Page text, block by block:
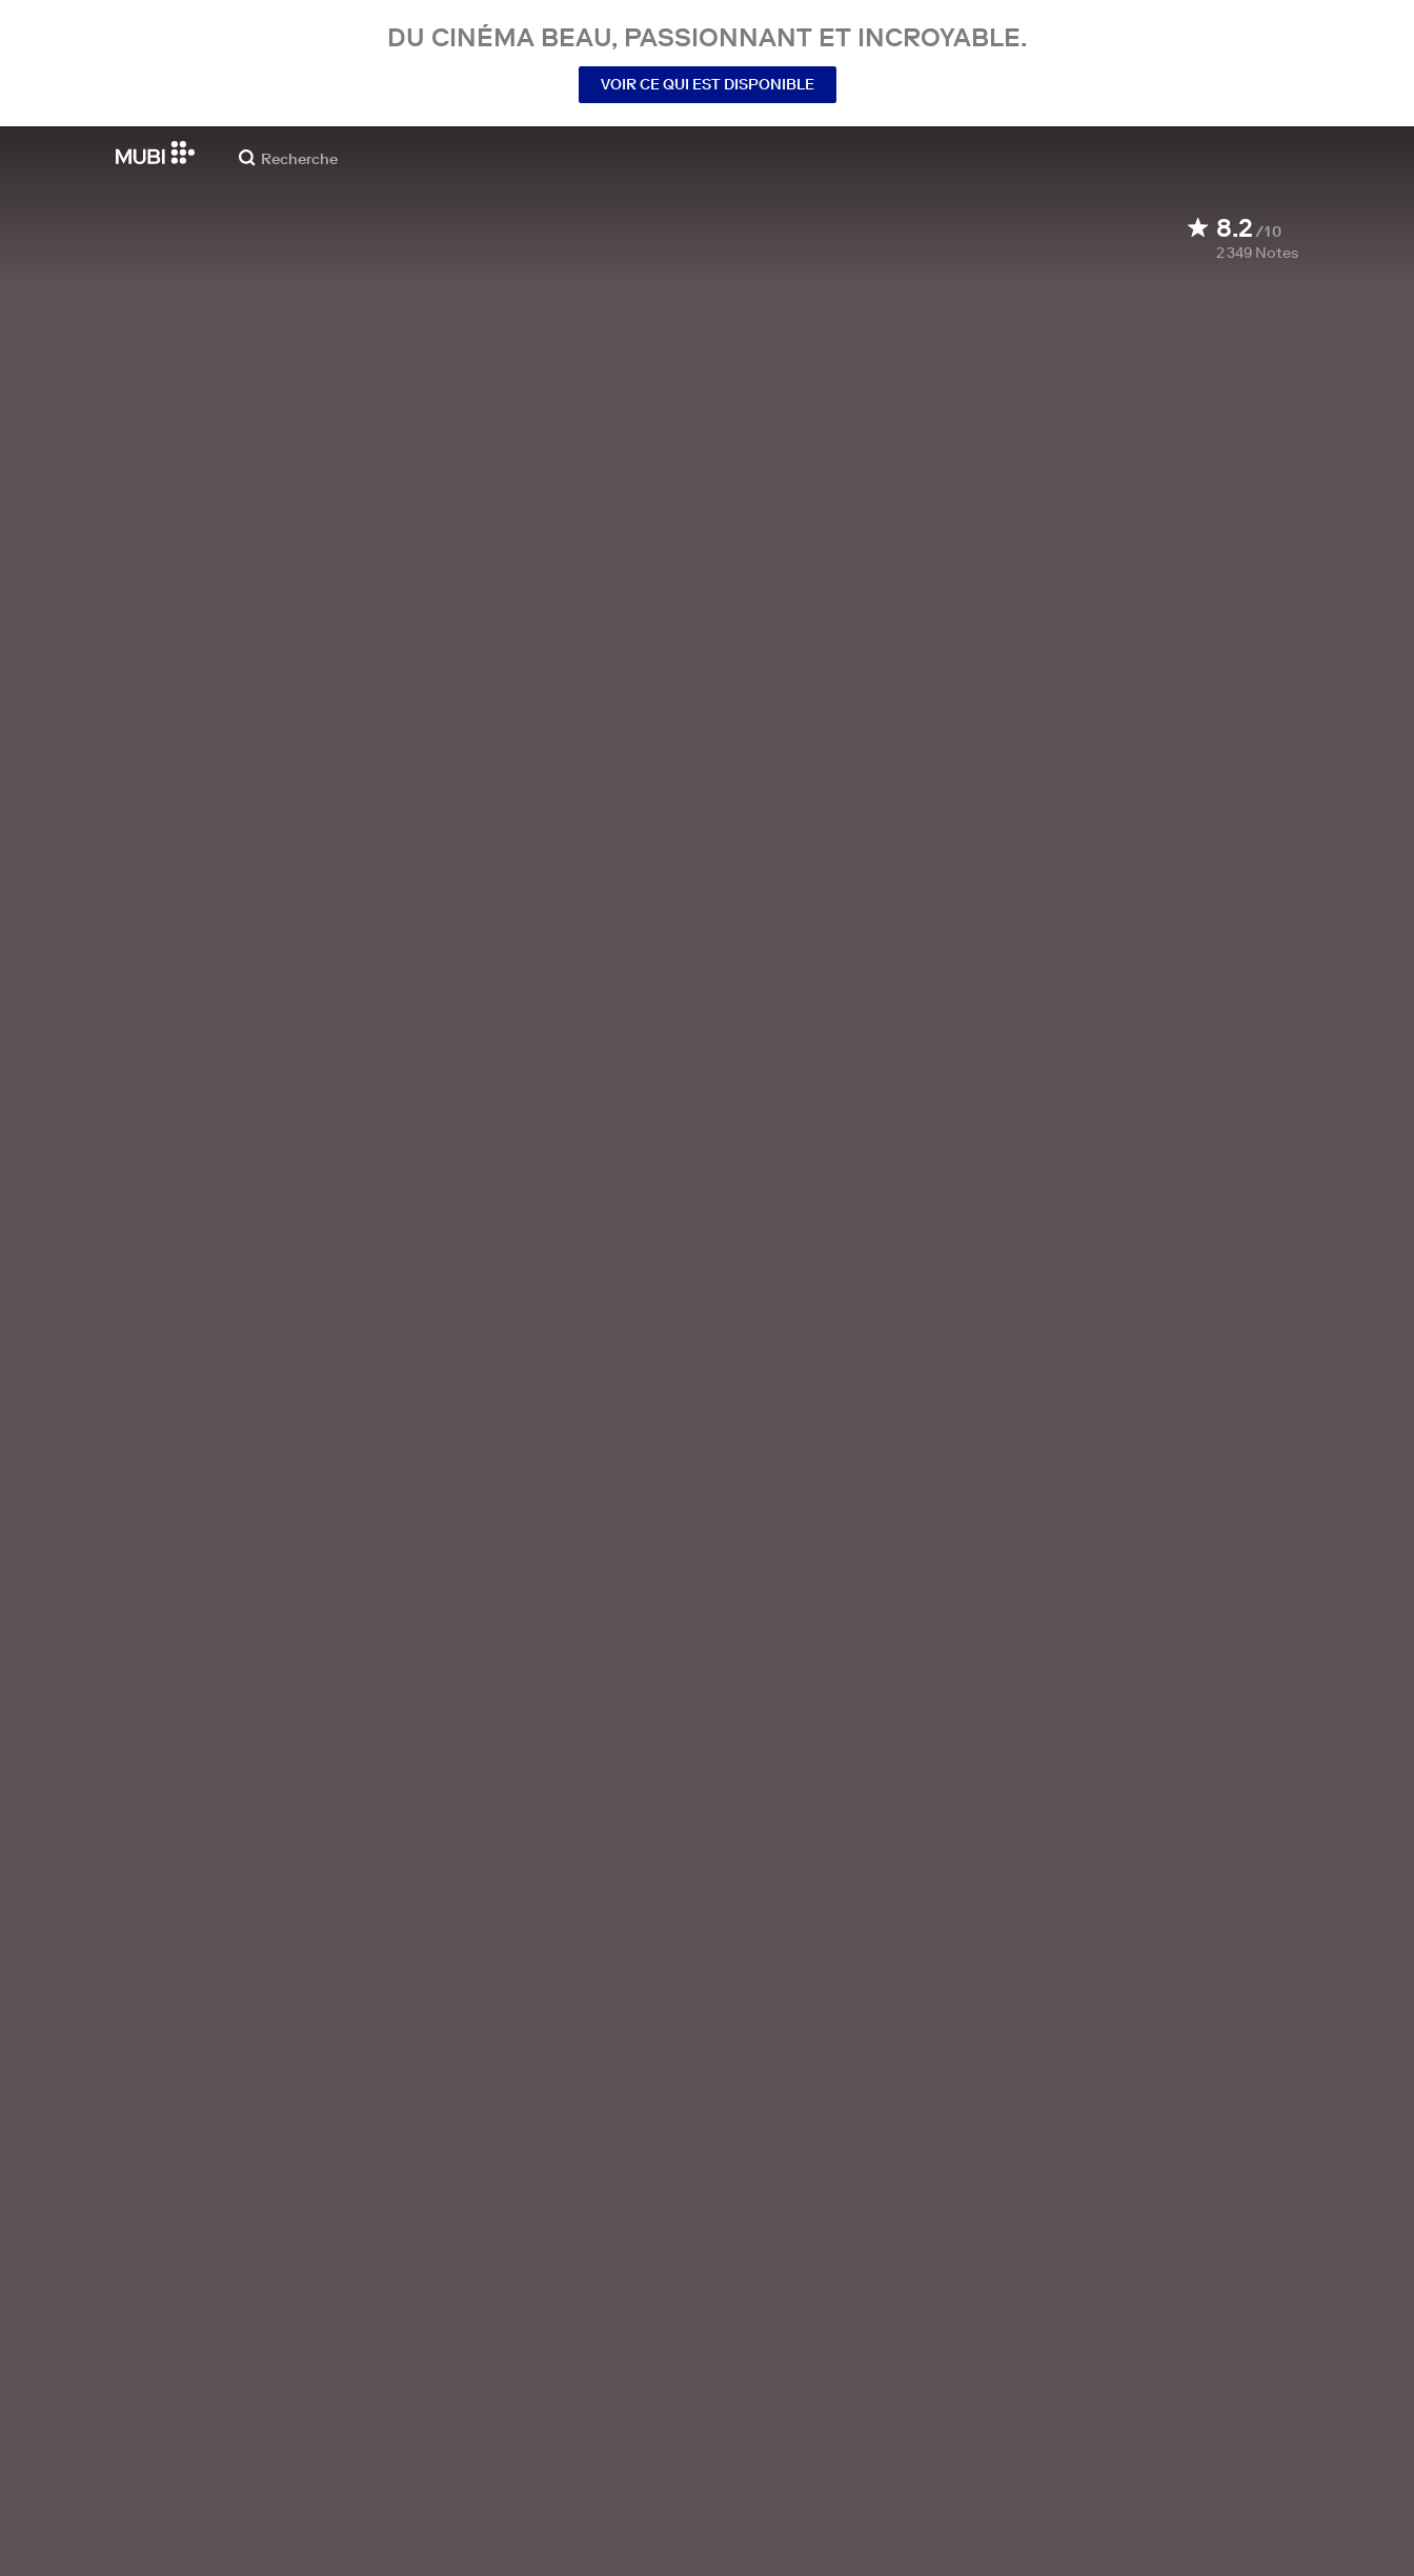
DU CINÉMA BEAU, PASSIONNANT ET INCROYABLE.
VOIR CE QUI EST DISPONIBLE
8.2/10
2 349 Notes